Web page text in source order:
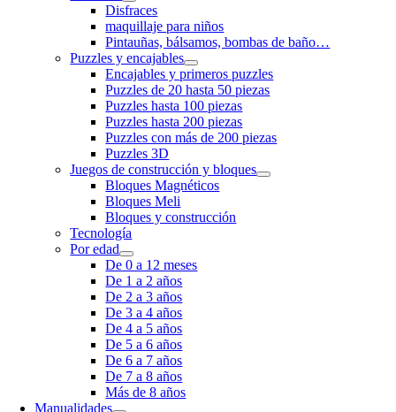
Disfraces
maquillaje para niños
Pintauñas, bálsamos, bombas de baño…
Puzzles y encajables
Encajables y primeros puzzles
Puzzles de 20 hasta 50 piezas
Puzzles hasta 100 piezas
Puzzles hasta 200 piezas
Puzzles con más de 200 piezas
Puzzles 3D
Juegos de construcción y bloques
Bloques Magnéticos
Bloques Meli
Bloques y construcción
Tecnología
Por edad
De 0 a 12 meses
De 1 a 2 años
De 2 a 3 años
De 3 a 4 años
De 4 a 5 años
De 5 a 6 años
De 6 a 7 años
De 7 a 8 años
Más de 8 años
Manualidades